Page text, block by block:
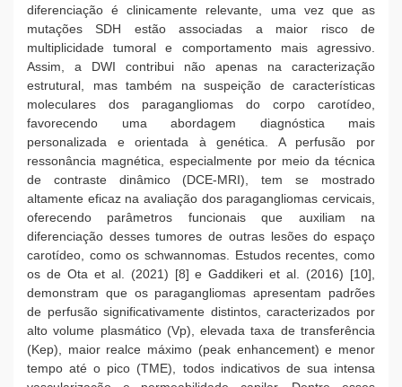
diferenciação é clinicamente relevante, uma vez que as
mutações SDH estão associadas a maior risco de
multiplicidade tumoral e comportamento mais agressivo.
Assim, a DWI contribui não apenas na caracterização
estrutural, mas também na suspeição de características
moleculares dos paragangliomas do corpo carotídeo,
favorecendo uma abordagem diagnóstica mais
personalizada e orientada à genética. A perfusão por
ressonância magnética, especialmente por meio da técnica
de contraste dinâmico (DCE-MRI), tem se mostrado
altamente eficaz na avaliação dos paragangliomas cervicais,
oferecendo parâmetros funcionais que auxiliam na
diferenciação desses tumores de outras lesões do espaço
carotídeo, como os schwannomas. Estudos recentes, como
os de Ota et al. (2021) [8] e Gaddikeri et al. (2016) [10],
demonstram que os paragangliomas apresentam padrões
de perfusão significativamente distintos, caracterizados por
alto volume plasmático (Vp), elevada taxa de transferência
(Kep), maior realce máximo (peak enhancement) e menor
tempo até o pico (TME), todos indicativos de sua intensa